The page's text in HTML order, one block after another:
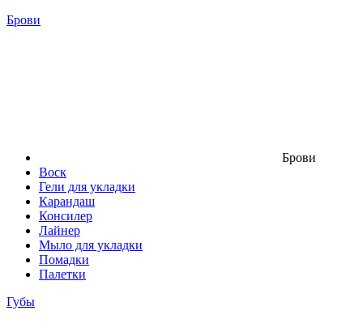
Брови
Брови
Воск
Гели для укладки
Карандаш
Консилер
Лайнер
Мыло для укладки
Помадки
Палетки
Губы